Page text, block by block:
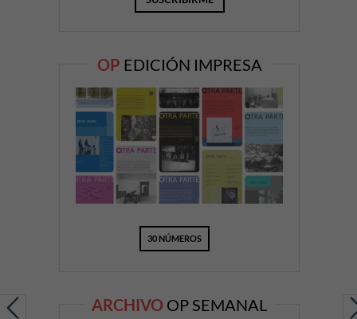
OP EDICIÓN IMPRESA
30 NÚMEROS
ARCHIVO OP SEMANAL